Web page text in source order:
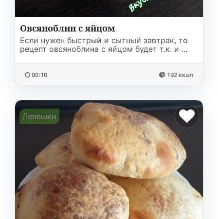
Овсяноблин с яйцом
Если нужен быстрый и сытный завтрак, то
рецепт овсяноблина с яйцом будет т.к. и ...
00:10 192 ккал
Лепешки